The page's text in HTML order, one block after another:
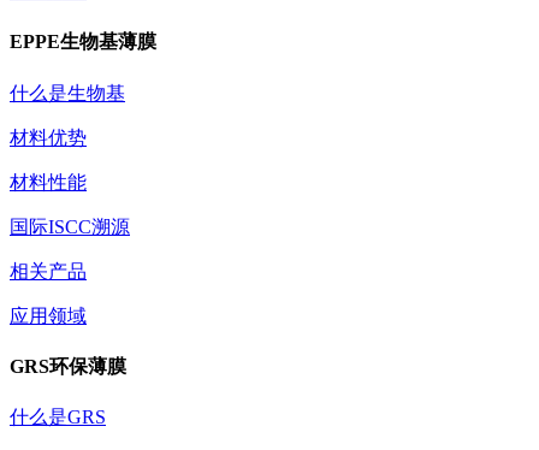
EPPE生物基薄膜
什么是生物基
材料优势
材料性能
国际ISCC溯源
相关产品
应用领域
GRS环保薄膜
什么是GRS